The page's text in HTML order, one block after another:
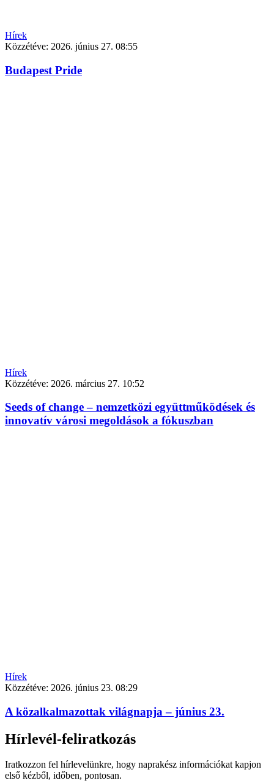
Hírek
Közzétéve: 2026. június 27. 08:55
Budapest Pride
Hírek
Közzétéve: 2026. március 27. 10:52
Seeds of change – nemzetközi együttműködések és
innovatív városi megoldások a fókuszban
Hírek
Közzétéve: 2026. június 23. 08:29
A közalkalmazottak világnapja – június 23.
Hírlevél-feliratkozás
Iratkozzon fel hírlevelünkre, hogy naprakész információkat kapjon
első kézből, időben, pontosan.